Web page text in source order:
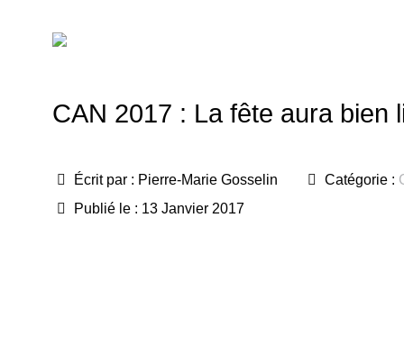
CAN 2017 : La fête aura bien
Écrit par : Pierre-Marie Gosselin Catégorie :
Publié le : 13 Janvier 2017